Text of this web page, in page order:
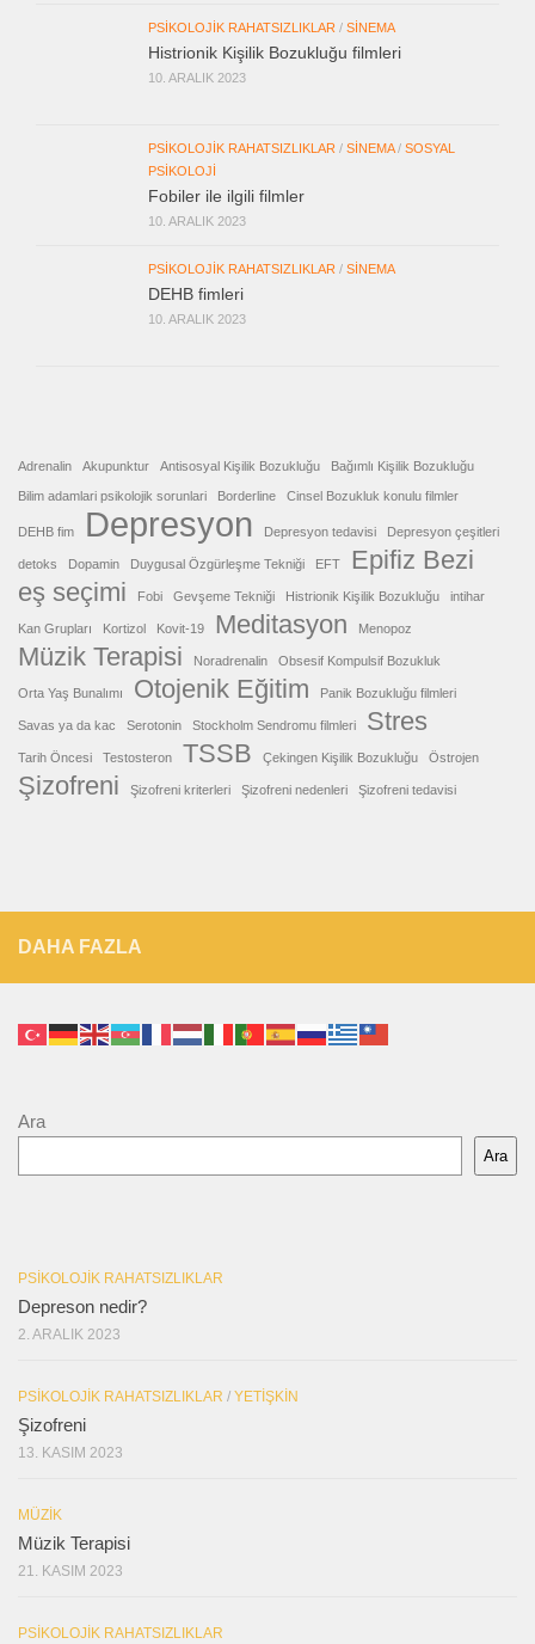
PSIKOLOJIK RAHATSIZLIKLAR / SINEMA
Histrionik Kişilik Bozukluğu filmleri
10. ARALIK 2023
PSIKOLOJIK RAHATSIZLIKLAR / SINEMA/ SOSYAL
PSIKOLOJI
Fobiler ile ilgili filmler
10. ARALIK 2023
PSIKOLOJIK RAHATSIZLIKLAR / SINEMA
DEHB fimleri
10. ARALIK 2023
Adrenalin Akupunktur Antisosyal Kişilik Bozukluğu Bağımlı Kişilik Bozukluğu
Bilim adamlari psikolojik sorunlari Borderline Cinsel Bozukluk konulu filmler
DEHB fim Depresyon Depresyon tedavisi Depresyon çeşitleri
detoks Dopamin Duygusal Özgürleşme Tekniği EFT
Epifiz Bezi
eş seçimi
Fobi Gevşeme Tekniği Histrionik Kişilik Bozukluğu intihar
Kan Grupları Kortizol Kovit-19 Meditasyon Menopoz
Müzik Terapisi Noradrenalin Obsesif Kompulsif Bozukluk
Orta Yaş Bunalımı Otojenik Eğitim Panik Bozukluğu filmleri
Savas ya da kac Serotonin Stockholm Sendromu filmleri Stres
Tarih Öncesi Testosteron TSSB Çekingen Kişilik Bozukluğu Östrojen
Şizofreni Şizofreni kriterleri Şizofreni nedenleri Şizofreni tedavisi
DAHA FAZLA
Ara
Ara
PSIKOLOJIK RAHATSIZLIKLAR
Depreson nedir?
2. ARALIK 2023
PSIKOLOJIK RAHATSIZLIKLAR / YETIŞKIN
Şizofreni
13. KASIM 2023
MÜZIK
Müzik Terapisi
21. KASIM 2023
PSIKOLOJIK RAHATSIZLIKLAR